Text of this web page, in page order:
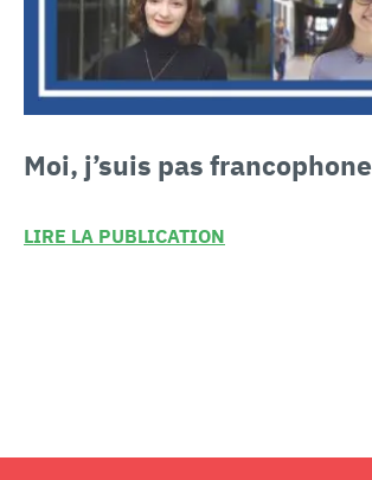
Moi, j’suis pas francophone
LIRE LA PUBLICATION